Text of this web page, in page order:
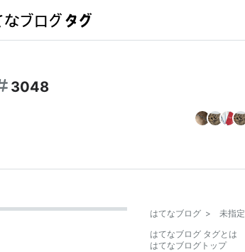
3048
はてなブログ > 未指定
はてなブログ タグとは
はてなブログトップ